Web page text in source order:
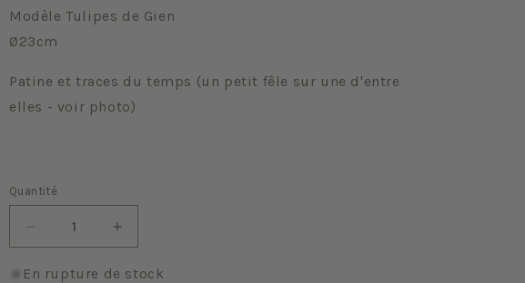
Modèle Tulipes de Gien
Ø23cm
Patine et traces du temps (un petit fêle sur une d'entre
elles - voir photo)
Quantité
Quantité
Réduire
la
quantité
Augmenter
la
quantité
En rupture de stock